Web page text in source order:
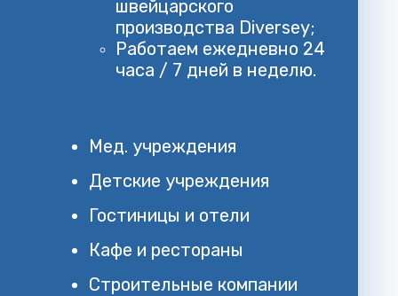
швейцарского
производства Diversey;
Работаем ежедневно 24
часа / 7 дней в неделю.
Мед. учреждения
Детские учреждения
Гостиницы и отели
Кафе и рестораны
Строительные компании